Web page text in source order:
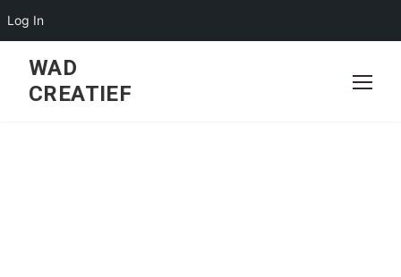
Log In
content
WAD
CREATIEF